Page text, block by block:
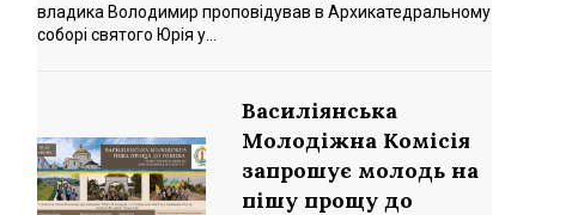
владика Володимир проповідував в Архикатедральному
соборі святого Юрія у...
Василіянська
Молодіжна Комісія
запрошує молодь на
пішу прощу до